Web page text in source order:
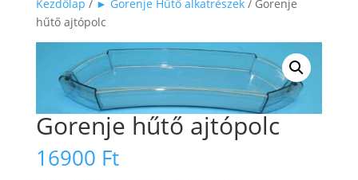
Kezdőlap / ► Gorenje Hűtő alkatrészek/ Gorenje
hűtő ajtópolc
Gorenje hűtő ajtópolc
16900 Ft